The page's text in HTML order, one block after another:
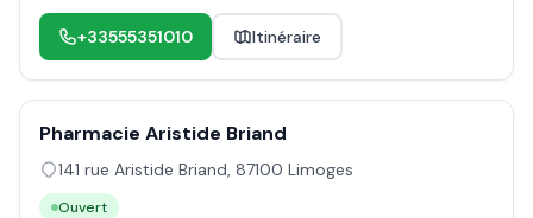
+33555351010 Itinéraire
Pharmacie Aristide Briand
141 rue Aristide Briand, 87100 Limoges
Ouvert